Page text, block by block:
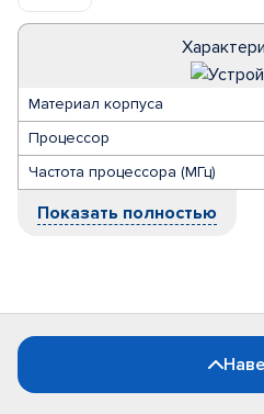
Материал корпуса
Процессор
Частота процессора (МГц)
Показать полностью